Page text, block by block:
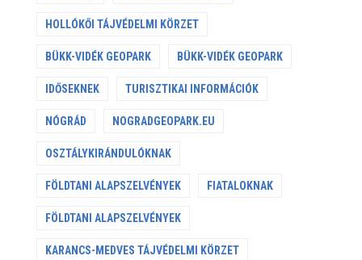
HOLLÓKŐI TÁJVÉDELMI KÖRZET
BÜKK-VIDÉK GEOPARK BÜKK-VIDÉK GEOPARK
IDŐSEKNEK TURISZTIKAI INFORMÁCIÓK
NÓGRÁD NOGRADGEOPARK.EU
OSZTÁLYKIRÁNDULÓKNAK
FÖLDTANI ALAPSZELVÉNYEK FIATALOKNAK
FÖLDTANI ALAPSZELVÉNYEK
KARANCS-MEDVES TÁJVÉDELMI KÖRZET